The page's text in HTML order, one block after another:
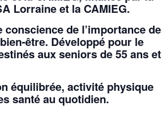
Lorraine et la CAMIEG.
de l’importance de
être. Développé pour le
aux seniors de 55 ans et
équilibrée, activité physique
santé au quotidien.